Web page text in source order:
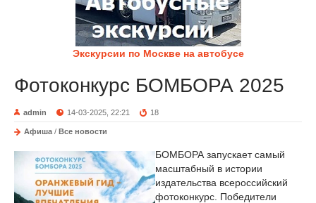
Экскурсии по Москве на автобусе
Фотоконкурс БОМБОРА 2025
admin 14-03-2025, 22:21 18
Афиша / Все новости
БОМБОРА запускает самый
масштабный в истории
издательства всероссийский
фотоконкурс. Победители